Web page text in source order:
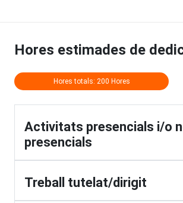
Hores estimades de
Hores totals: 200 Hores
Activitats presencials i/o
presencials
Treball tutelat/dirigit